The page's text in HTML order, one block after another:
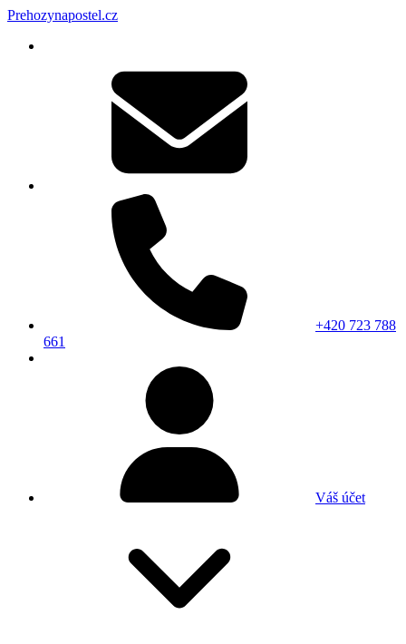
Prehozynapostel.cz
+420 723 788
661
Váš účet